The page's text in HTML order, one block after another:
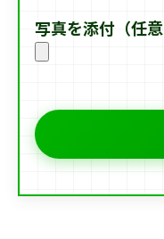
写真を添付（任